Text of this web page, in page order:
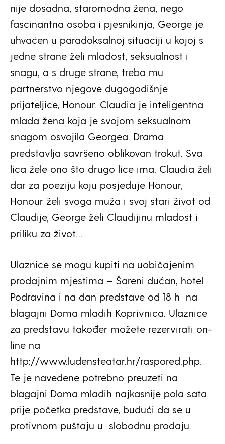
nije dosadna, staromodna žena, nego
fascinantna osoba i pjesnikinja, George je
uhvaćen u paradoksalnoj situaciji u kojoj s
jedne strane želi mladost, seksualnost i
snagu, a s druge strane, treba mu
partnerstvo njegove dugogodišnje
prijateljice, Honour. Claudia je inteligentna
mlada žena koja je svojom seksualnom
snagom osvojila Georgea. Drama
predstavlja savršeno oblikovan trokut. Sva
lica žele ono što drugo lice ima. Claudia želi
dar za poeziju koju posjeduje Honour,
Honour želi svoga muža i svoj stari život od
Claudije, George želi Claudijinu mladost i
priliku za život…
Ulaznice se mogu kupiti na uobičajenim
prodajnim mjestima – Šareni dućan, hotel
Podravina i na dan predstave od 18 h na
blagajni Doma mladih Koprivnica. Ulaznice
za predstavu također možete rezervirati on-
line na
http://www.ludensteatar.hr/raspored.php.
Te je navedene potrebno preuzeti na
blagajni Doma mladih najkasnije pola sata
prije početka predstave, budući da se u
protivnom puštaju u slobodnu prodaju.